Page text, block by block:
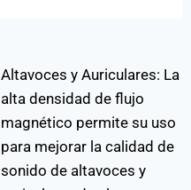
Altavoces y Auriculares: La
alta densidad de flujo
magnético permite su uso
para mejorar la calidad de
sonido de altavoces y